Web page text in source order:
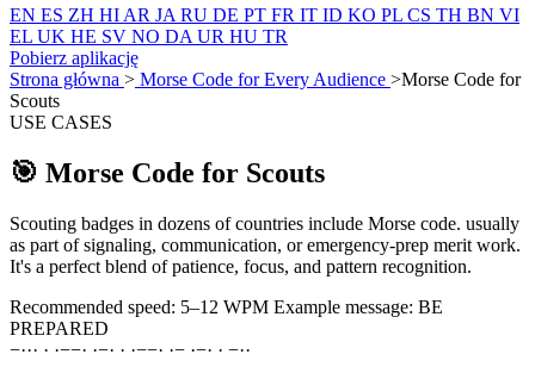
EN ES ZH HI AR JA RU DE PT FR IT ID KO PL CS TH BN VI
EL UK HE SV NO DA UR HU TR
Pobierz aplikację
Strona główna > Morse Code for Every Audience >Morse Code for
Scouts
USE CASES
🎯 Morse Code for Scouts
Scouting badges in dozens of countries include Morse code. usually
as part of signaling, communication, or emergency-prep merit work.
It's a perfect blend of patience, focus, and pattern recognition.
Recommended speed: 5–12 WPM Example message: BE
PREPARED
−··· · ·−−· ·−· · ·−−· ·− ·−· · −··